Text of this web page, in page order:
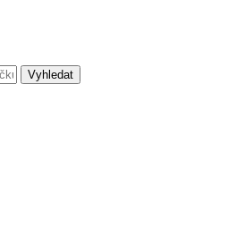
Vyhledat